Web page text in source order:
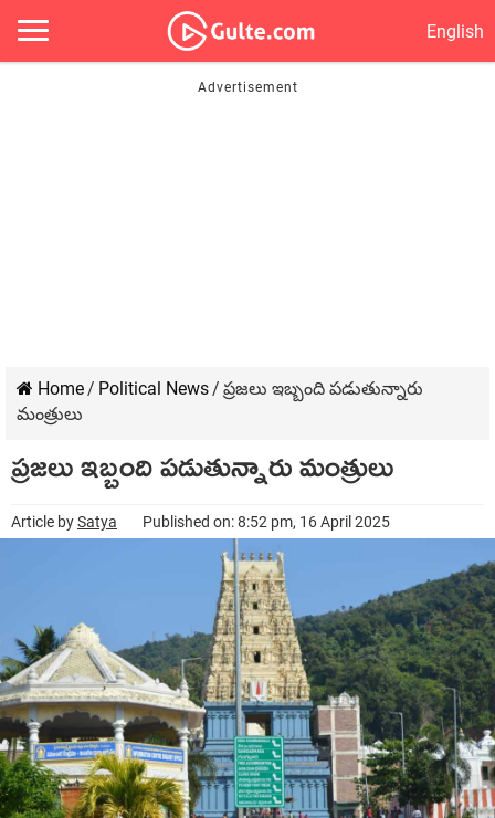
English
Home/ Political News/ ప్రజలు ఇబ్బంది పడుతున్నారు
మంత్రులు
ప్రజలు ఇబ్బంది పడుతున్నారు మంత్రులు
Article bySatya Published on: 8:52 pm, 16 April 2025